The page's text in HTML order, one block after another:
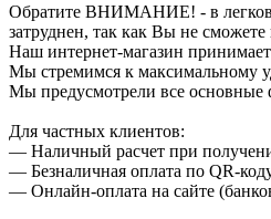
Обратите ВНИМАНИЕ! - в
затруднен, так как Вы не сможете
Наш интернет-магазин
Мы стремимся к максимальному
Мы предусмотрели все
Для частных клиентов:
— Наличный расчет при
— Безналичная оплата по QR-
— Онлайн-оплата на сайте